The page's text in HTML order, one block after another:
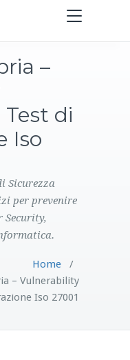
Toggle
navigation
–
di
Iso
Sicurezza
per prevenire
Security,
Home/
– Vulnerability
Iso 27001